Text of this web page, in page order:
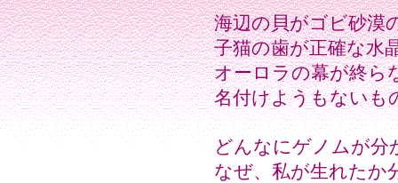
海辺の貝がゴビ砂漠
子猫の歯が正確な水
オーロラの幕が終ら
名付けようもないも
どんなにゲノムが分
なぜ、私が生れたか